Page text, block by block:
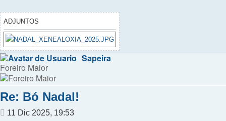
ADJUNTOS
Sapeira
Foreiro Maior
Re: Bó Nadal!
Mensaje
11 Dic 2025, 19:53